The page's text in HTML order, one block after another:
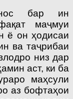
бар ин
маҷмуи
ё он ҳодисаи
ва таҷрибаи
низ дар
аст, ки ба
маҳсули
аз бофтаҳои